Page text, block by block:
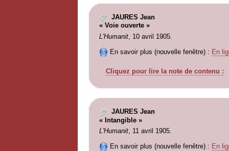
JAURES Jean
« Voie ouverte »
L'Humanit, 10 avril 1905.
En savoir plus (nouvelle fenêtre) : En
Cliquez pour lire la note de contenu :
JAURES Jean
« Intangible »
L'Humanit, 11 avril 1905.
En savoir plus (nouvelle fenêtre) : En